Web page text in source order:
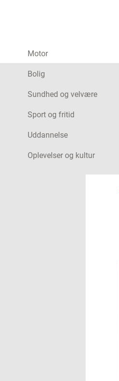
Motor
Bolig
Sundhed og velvære
Sport og fritid
Uddannelse
Oplevelser og kultur